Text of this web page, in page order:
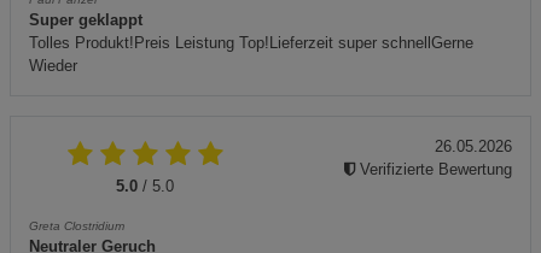
Super geklappt
Tolles Produkt!Preis Leistung Top!Lieferzeit super schnellGerne
Wieder
5.0 / 5.0
Greta Clostridium
Neutraler Geruch
26.05.2026
Verifizierte Bewertung